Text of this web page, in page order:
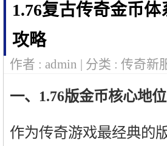
1.76复古传奇金币
攻略
作者 : admin | 分类 : 传奇新
一、1.76版金币核心地
作为传奇游戏最经典的